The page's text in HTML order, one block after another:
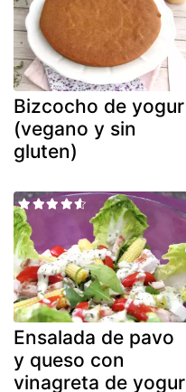
Bizcocho de yogur
(vegano y sin
gluten)
Ensalada de pavo
y queso con
vinagreta de yogur